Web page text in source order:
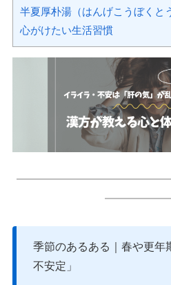
半夏厚朴湯（はんげこうぼくと
心がけたい生活習慣
季節のあるある｜春や更年
不安定」